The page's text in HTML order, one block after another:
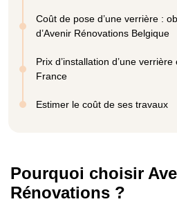
Coût de pose d’une verrière :
d’Avenir Rénovations Belgique
Prix d’installation d’une
France
Estimer le coût de ses travaux
Pourquoi choisir
Rénovations ?